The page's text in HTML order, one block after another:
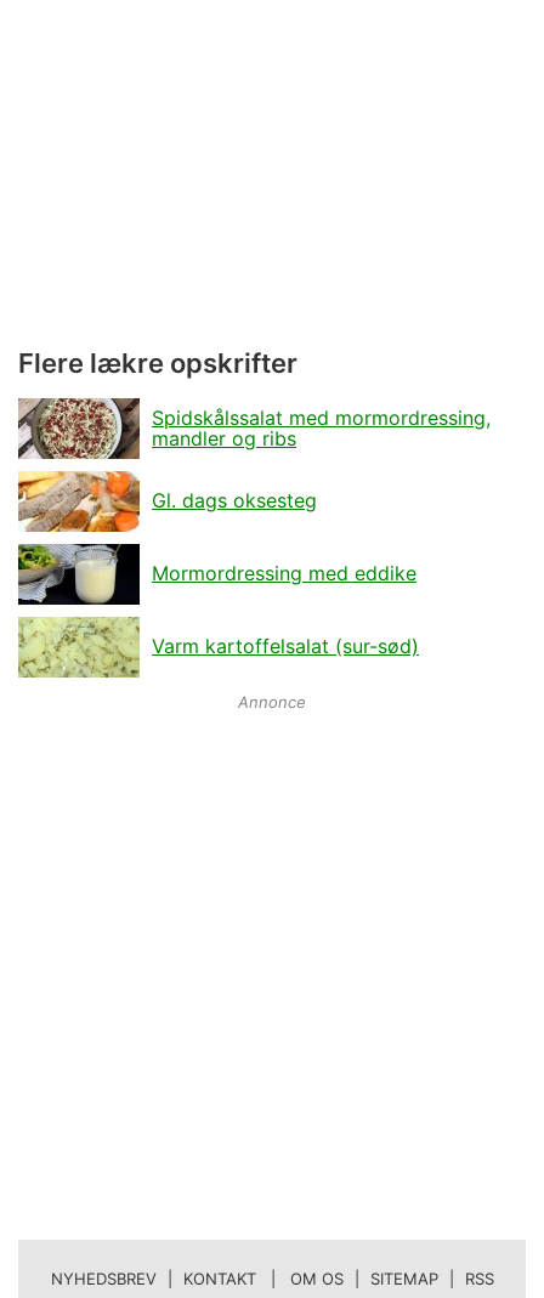
Flere lækre opskrifter
Spidskålssalat med mormordressing,
mandler og ribs
Gl. dags oksesteg
Mormordressing med eddike
Varm kartoffelsalat (sur-sød)
Annonce
NYHEDSBREV KONTAKT | OM OS SITEMAP RSS